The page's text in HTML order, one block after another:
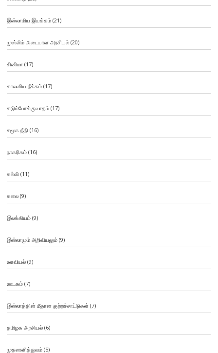
இஸ்லாமிய இயக்கம்(21)
முஸ்லிம் அடையாள அரசியல்(20)
சினிமா (17)
காலனிய நீக்கம்(17)
கடும்போக்குவாதம்(17)
சமூக நீதி (16)
நாகரிகம்(16)
கல்வி (11)
கலை(9)
இலக்கியம்(9)
இஸ்லாமும் அறிவியலும்(9)
உளவியல்(9)
ஊடகம்(7)
இஸ்லாத்தின் மீதான குற்றச்சாட்டுகள் (7)
தமிழக அரசியல்(6)
முதலாளித்துவம்(5)